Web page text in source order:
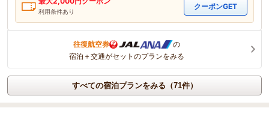
利用条件あり
クーポンGET
往復航空券
の
宿泊＋交通がセットのプランをみる
すべての宿泊プランをみる（71件）